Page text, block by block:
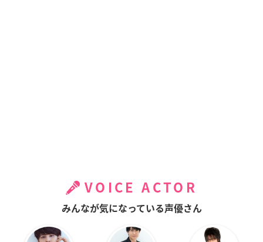
VOICE ACTOR
みんなが気になっている声優さん